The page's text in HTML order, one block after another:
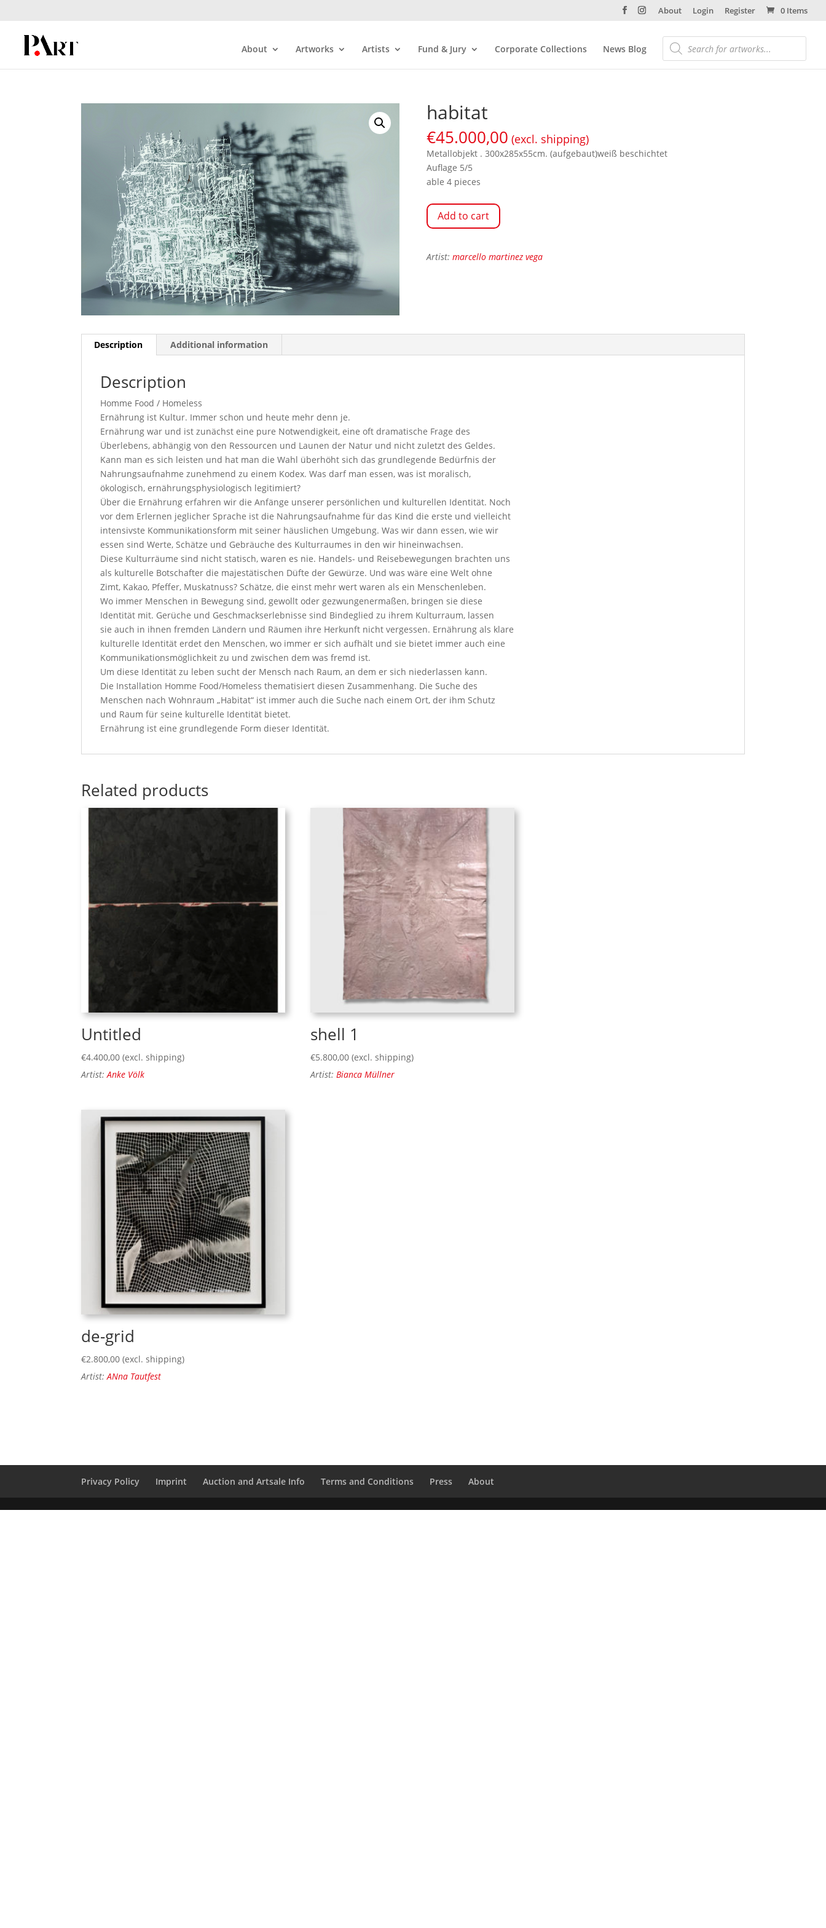
About Login Register 0 Items
About Artworks Artists Fund & Jury Corporate Collections News Blog
habitat
€45.000,00 (excl. shipping)
Metallobjekt . 300x285x55cm. (aufgebaut)weiß beschichtet
Auflage 5/5
able 4 pieces
Add to cart
Artist: marcello martinez vega
Description Additional information
Description
Homme Food / Homeless
Ernährung ist Kultur. Immer schon und heute mehr denn je.
Ernährung war und ist zunächst eine pure Notwendigkeit, eine oft dramatische Frage des
Überlebens, abhängig von den Ressourcen und Launen der Natur und nicht zuletzt des Geldes.
Kann man es sich leisten und hat man die Wahl überhöht sich das grundlegende Bedürfnis der
Nahrungsaufnahme zunehmend zu einem Kodex. Was darf man essen, was ist moralisch,
ökologisch, ernährungsphysiologisch legitimiert?
Über die Ernährung erfahren wir die Anfänge unserer persönlichen und kulturellen Identität. Noch
vor dem Erlernen jeglicher Sprache ist die Nahrungsaufnahme für das Kind die erste und vielleicht
intensivste Kommunikationsform mit seiner häuslichen Umgebung. Was wir dann essen, wie wir
essen sind Werte, Schätze und Gebräuche des Kulturraumes in den wir hineinwachsen.
Diese Kulturräume sind nicht statisch, waren es nie. Handels- und Reisebewegungen brachten uns
als kulturelle Botschafter die majestätischen Düfte der Gewürze. Und was wäre eine Welt ohne
Zimt, Kakao, Pfeffer, Muskatnuss? Schätze, die einst mehr wert waren als ein Menschenleben.
Wo immer Menschen in Bewegung sind, gewollt oder gezwungenermaßen, bringen sie diese
Identität mit. Gerüche und Geschmackserlebnisse sind Bindeglied zu ihrem Kulturraum, lassen
sie auch in ihnen fremden Ländern und Räumen ihre Herkunft nicht vergessen. Ernährung als klare
kulturelle Identität erdet den Menschen, wo immer er sich aufhält und sie bietet immer auch eine
Kommunikationsmöglichkeit zu und zwischen dem was fremd ist.
Um diese Identität zu leben sucht der Mensch nach Raum, an dem er sich niederlassen kann.
Die Installation Homme Food/Homeless thematisiert diesen Zusammenhang. Die Suche des
Menschen nach Wohnraum „Habitat“ ist immer auch die Suche nach einem Ort, der ihm Schutz
und Raum für seine kulturelle Identität bietet.
Ernährung ist eine grundlegende Form dieser Identität.
Related products
Untitled
€4.400,00 (excl. shipping)
Artist: Anke Völk
shell 1
€5.800,00 (excl. shipping)
Artist: Bianca Müllner
de-grid
€2.800,00 (excl. shipping)
Artist: ANna Tautfest
Privacy Policy Imprint Auction and Artsale Info Terms and Conditions Press About